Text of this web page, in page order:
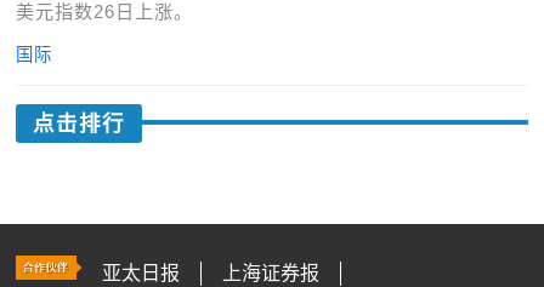
美元指数26日上涨。
国际
点击排行
亚太日报
上海证券报